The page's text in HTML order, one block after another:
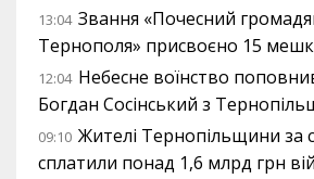
13:04 Звання «Почесний
Тернополя» присвоєно 15
12:04 Небесне воїнство
Богдан Сосінський з
09:10 Жителі Тернопільщини за
сплатили понад 1,6 млрд грн